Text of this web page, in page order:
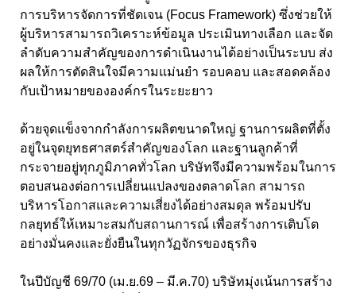
การบริหารจัดการที่ชัดเจน (Focus Framework) ซึ่งช่วยให้
ผู้บริหารสามารถวิเคราะห์ข้อมูล ประเมินทางเลือก และจัด
ลำดับความสำคัญของการดำเนินงานได้อย่างเป็นระบบ ส่ง
ผลให้การตัดสินใจมีความแม่นยำ รอบคอบ และสอดคล้อง
กับเป้าหมายขององค์กรในระยะยาว
ด้วยจุดแข็งจากกำลังการผลิตขนาดใหญ่ ฐานการผลิตที่ตั้ง
อยู่ในจุดยุทธศาสตร์สำคัญของโลก และฐานลูกค้าที่
กระจายอยู่ทุกภูมิภาคทั่วโลก บริษัทจึงมีความพร้อมในการ
ตอบสนองต่อการเปลี่ยนแปลงของตลาดโลก สามารถ
บริหารโอกาสและความเสี่ยงได้อย่างสมดุล พร้อมปรับ
กลยุทธ์ให้เหมาะสมกับสถานการณ์ เพื่อสร้างการเติบโต
อย่างมั่นคงและยั่งยืนในทุกวัฏจักรของธุรกิจ
ในปีบัญชี 69/70 (เม.ย.69 – มี.ค.70) บริษัทมุ่งเน้นการสร้าง